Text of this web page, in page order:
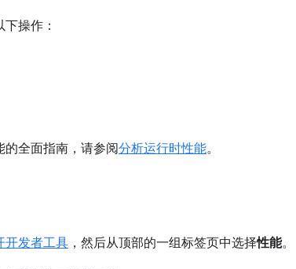
操作：
全面指南，请参阅分析运行时性能。
开发者工具 ，然后从顶部的一组标签页中选择性能。